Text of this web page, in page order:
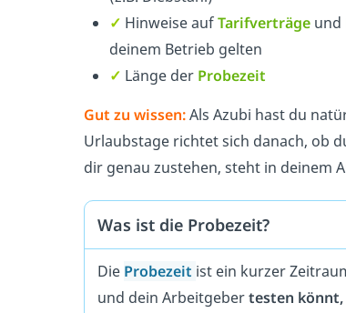
✓ Hinweise aufTarifverträge und
deinem Betrieb gelten
✓ Länge der Probezeit
Gut zu wissen:Als Azubi hast du
Urlaubstage richtet sich danach, ob
dir genau zustehen, steht in deinem
Was ist die Probezeit?
Die Probezeit ist ein kurzer
und dein Arbeitgebertesten